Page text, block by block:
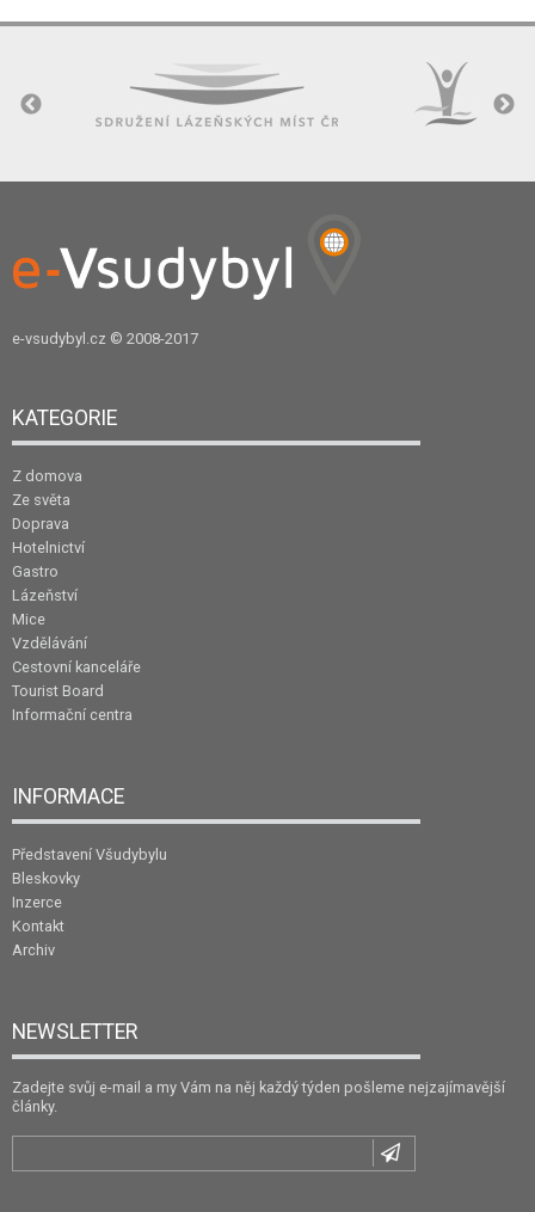
e-vsudybyl.cz © 2008-2017
KATEGORIE
Z domova
Ze světa
Doprava
Hotelnictví
Gastro
Lázeňství
Mice
Vzdělávání
Cestovní kanceláře
Tourist Board
Informační centra
INFORMACE
Představení Všudybylu
Bleskovky
Inzerce
Kontakt
Archiv
NEWSLETTER
Zadejte svůj e-mail a my Vám na něj každý týden pošleme nejzajímavější
články.